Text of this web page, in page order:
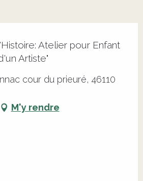
Atelier pour Enfant
Artiste"
cour du prieuré, 46110
M'y rendre